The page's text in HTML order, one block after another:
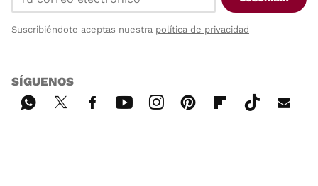
Suscribiéndote aceptas nuestra política de privacidad
SÍGUENOS